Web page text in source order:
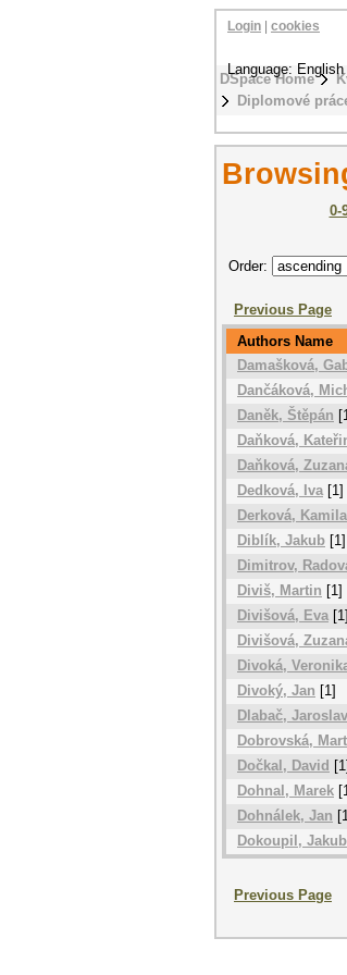
DSpace Home
Diplomové
Login cookies
Language: English
0-
Order:
Previous Page
Authors Name
Damašková,
Dančáková,
Daněk, Štěpán
Daňková,
Daňková,
Dedková, Iva[1]
Derková, Kamila
Diblík, Jakub [1]
Dimitrov,
Diviš, Martin [1]
Divišová, Eva [1]
Divišová,
Divoká,
Divoký, Jan [1]
Dlabač, Jaroslav
Dobrovská,
Dočkal, David [1]
Dohnal, Marek
Dohnálek, Jan
Dokoupil, Jakub
Previous Page